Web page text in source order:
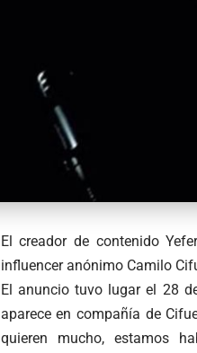
El creador de contenido
influencer anónimo Camilo
El anuncio tuvo lugar el 28
aparece en compañía de
quieren mucho, estamos